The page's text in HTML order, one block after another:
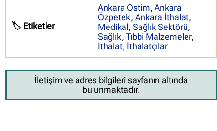
🏷️ Etiketler
Ankara Ostim,Ankara
Özpetek,Ankara İthalat,
Medikal ,Sağlık Sektörü,
Sağlık,Tıbbi Malzemeler,
İthalat, İthalatçılar
İletişim ve adres bilgileri sayfanın altında
bulunmaktadır.